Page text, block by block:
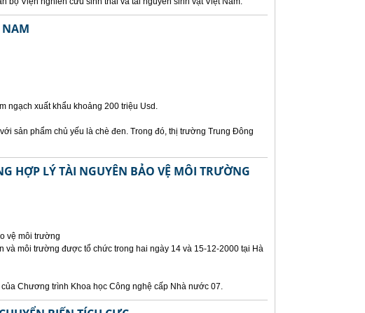
NAM
ngạch xuất khẩu khoảng 200 triệu Usd.
sản phẩm chủ yếu là chè đen. Trong đó, thị trường Trung Đông
HỢP LÝ TÀI NGUYÊN BẢO VỆ MÔI TRƯỜNG
vệ môi trường
và môi trường được tổ chức trong hai ngày 14 và 15-12-2000 tại Hà
Chương trình Khoa học Công nghệ cấp Nhà nước 07.